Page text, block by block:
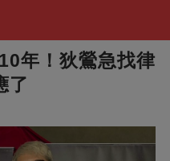
年！狄鶯急找律
了